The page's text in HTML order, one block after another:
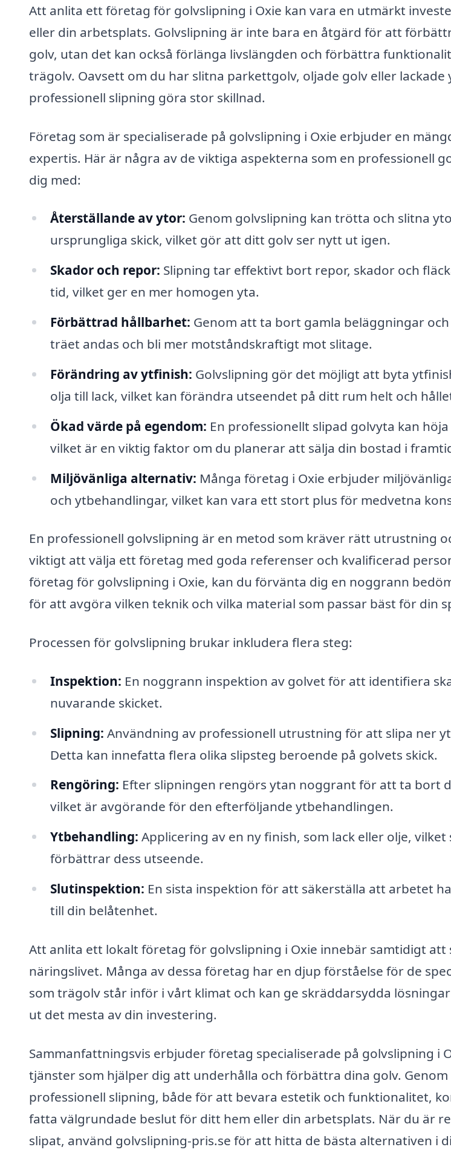
Att anlita ett företag för golvslipning i Oxie kan vara en utmärkt
eller din arbetsplats. Golvslipning är inte bara en åtgärd för att
golv, utan det kan också förlänga livslängden och förbättra
trägolv. Oavsett om du har slitna parkettgolv, oljade golv eller lackade
professionell slipning göra stor skillnad.
Företag som är specialiserade på golvslipning i Oxie erbjuder en
expertis. Här är några av de viktiga aspekterna som en professionell
dig med:
Återställande av ytor: Genom golvslipning kan trötta och slitna
ursprungliga skick, vilket gör att ditt golv ser nytt ut igen.
Skador och repor: Slipning tar effektivt bort repor, skador och
tid, vilket ger en mer homogen yta.
Förbättrad hållbarhet: Genom att ta bort gamla beläggningar
träet andas och bli mer motståndskraftigt mot slitage.
Förändring av ytfinish: Golvslipning gör det möjligt att byta
olja till lack, vilket kan förändra utseendet på ditt rum helt och
Ökad värde på egendom: En professionellt slipad golvyta kan
vilket är en viktig faktor om du planerar att sälja din bostad i
Miljövänliga alternativ: Många företag i Oxie erbjuder
och ytbehandlingar, vilket kan vara ett stort plus för medvetna
En professionell golvslipning är en metod som kräver rätt utrustning
viktigt att välja ett företag med goda referenser och kvalificerad
företag för golvslipning i Oxie, kan du förvänta dig en noggrann
för att avgöra vilken teknik och vilka material som passar bäst för din
Processen för golvslipning brukar inkludera flera steg:
Inspektion: En noggrann inspektion av golvet för att identifiera
nuvarande skicket.
Slipning: Användning av professionell utrustning för att slipa ner
Detta kan innefatta flera olika slipsteg beroende på golvets skick.
Rengöring: Efter slipningen rengörs ytan noggrant för att ta bort
vilket är avgörande för den efterföljande ytbehandlingen.
Ytbehandling: Applicering av en ny finish, som lack eller olje,
förbättrar dess utseende.
Slutinspektion: En sista inspektion för att säkerställa att arbetet
till din belåtenhet.
Att anlita ett lokalt företag för golvslipning i Oxie innebär samtidigt att
näringslivet. Många av dessa företag har en djup förståelse för de
som trägolv står inför i vårt klimat och kan ge skräddarsydda
ut det mesta av din investering.
Sammanfattningsvis erbjuder företag specialiserade på golvslipning i
tjänster som hjälper dig att underhålla och förbättra dina golv.
professionell slipning, både för att bevara estetik och funktionalitet,
fatta välgrundade beslut för ditt hem eller din arbetsplats. När du är
slipat, använd golvslipning-pris.se för att hitta de bästa alternativen i